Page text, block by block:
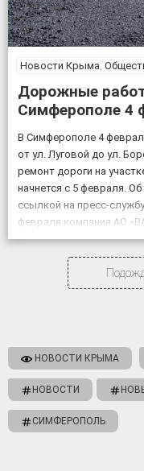
Новости Крыма
Дорожные
Симферополе 4
В Симферополе 4
от ул. Луговой до ул.
ремонт дороги на
начнется с 5 февраля.
ссылкой на пресс-
февраля компания АО
объекта «Дублирующий
НОВОСТИ КРЫМА
НОВОСТИ
СИМФЕРОПОЛЬ